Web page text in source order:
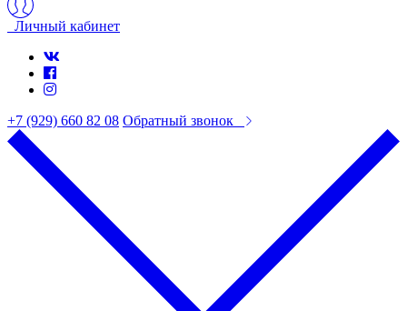
Личный кабинет
+7 (929) 660 82 08 Обратный звонок